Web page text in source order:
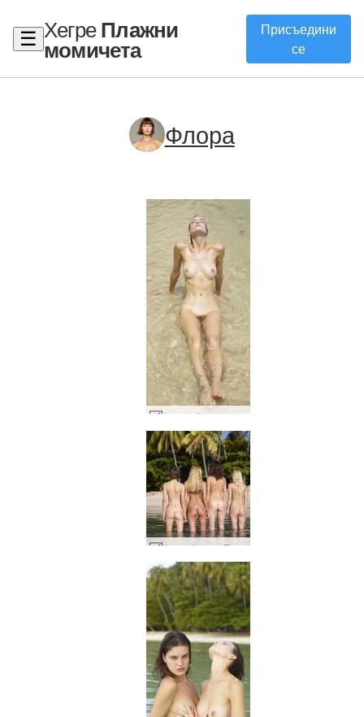
☰ ХегреПлажни
момичета
Присъедини
се
Флора
Флора брегове #14
Кокси Флора Теа Зайка 4 див #43